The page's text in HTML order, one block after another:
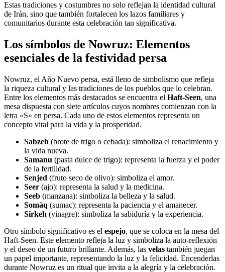
Estas tradiciones y costumbres no solo reflejan la identidad cultural
de Irán, sino que también fortalecen los lazos familiares y
comunitarios durante esta celebración tan significativa.
Los símbolos de Nowruz: Elementos
esenciales de la festividad persa
Nowruz, el Año Nuevo persa, está lleno de simbolismo que refleja
la riqueza cultural y las tradiciones de los pueblos que lo celebran.
Entre los elementos más destacados se encuentra el Haft-Seen, una
mesa dispuesta con siete artículos cuyos nombres comienzan con la
letra «S» en persa. Cada uno de estos elementos representa un
concepto vital para la vida y la prosperidad.
Sabzeh (brote de trigo o cebada): simboliza el renacimiento y
la vida nueva.
Samanu (pasta dulce de trigo): representa la fuerza y el poder
de la fertilidad.
Senjed (fruto seco de olivo): simboliza el amor.
Seer (ajo): representa la salud y la medicina.
Seeb (manzana): simboliza la belleza y la salud.
Somāq (sumac): representa la paciencia y el amanecer.
Sirkeh (vinagre): simboliza la sabiduría y la experiencia.
Otro símbolo significativo es el espejo, que se coloca en la mesa del
Haft-Seen. Este elemento refleja la luz y simboliza la auto-reflexión
y el deseo de un futuro brillante. Además, las velas también juegan
un papel importante, representando la luz y la felicidad. Encenderlas
durante Nowruz es un ritual que invita a la alegría y la celebración.